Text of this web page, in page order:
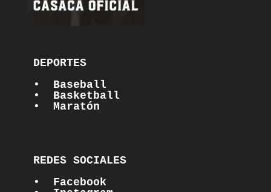
DEPORTES
•  Baseball
•  Basketball
•  Maratón
REDES SOCIALES
•  Facebook